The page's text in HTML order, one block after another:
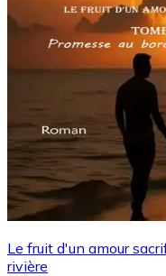
Le fruit d'un amour
rivière